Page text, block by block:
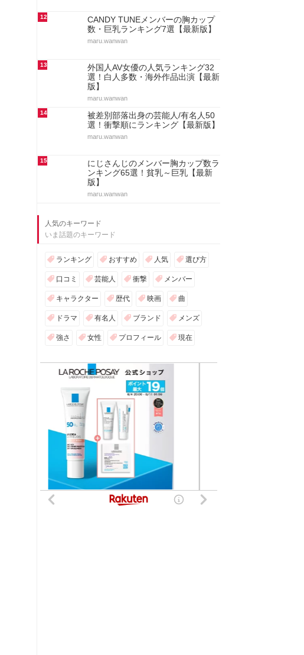
12
CANDY TUNEメンバーの胸カップ
数・巨乳ランキング7選【最新版】
maru.wanwan
13
外国人AV女優の人気ランキング32
選！白人多数・海外作品出演【最新
版】
maru.wanwan
14
被差別部落出身の芸能人/有名人50
選！衝撃順にランキング【最新版】
maru.wanwan
15
にじさんじのメンバー胸カップ数ラ
ンキング65選！貧乳～巨乳【最新
版】
maru.wanwan
人気のキーワード
いま話題のキーワード
ランキング おすすめ 人気 選び方
口コミ 芸能人 衝撃 メンバー
キャラクター 歴代 映画 曲
ドラマ 有名人 ブランド メンズ
強さ 女性 プロフィール 現在